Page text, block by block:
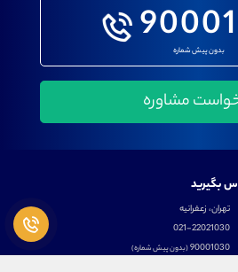
بدون پیش شماره
بگیرید
تهران، زعفرانیه
021-22021030
90001030(بدون پیش شماره)